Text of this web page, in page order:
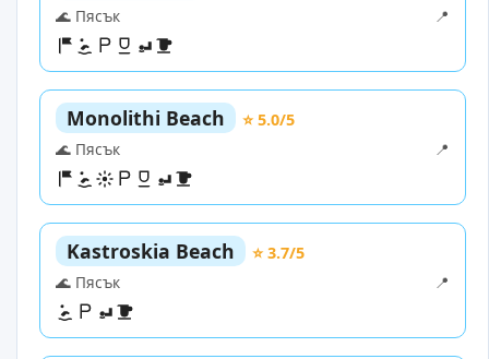
🌊 Пясък
📍
Monolithi Beach
⭐ 5.0/5
🌊 Пясък
📍
Kastroskia Beach
⭐ 3.7/5
🌊 Пясък
📍